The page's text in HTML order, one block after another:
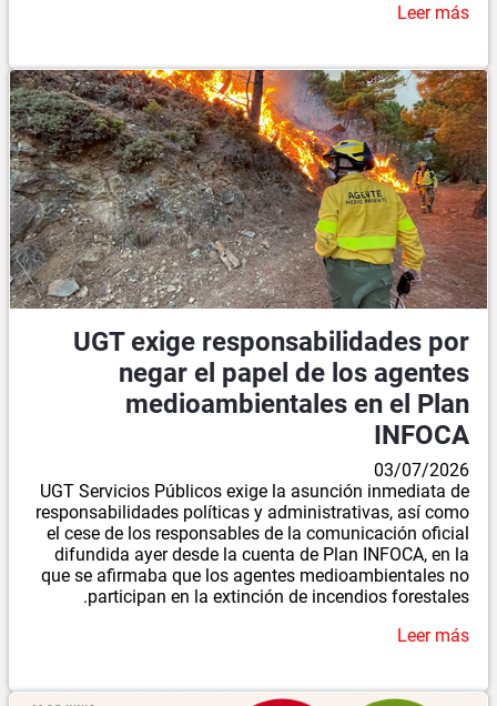
Leer más
UGT exige responsabilidades por
negar el papel de los agentes
medioambientales en el Plan
INFOCA
03/07/2026
UGT Servicios Públicos exige la asunción inmediata de
responsabilidades políticas y administrativas, así como
el cese de los responsables de la comunicación oficial
difundida ayer desde la cuenta de Plan INFOCA, en la
que se afirmaba que los agentes medioambientales no
participan en la extinción de incendios forestales.
Leer más